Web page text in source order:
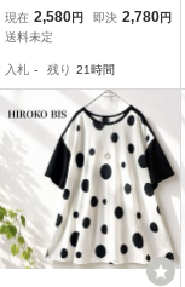
ュニック ロングブラウス
レディース レース切り替
せ キレイめ■バラ色
現在 2,580円 即決 2,780円
送料未定
入札 - 残り 21時間